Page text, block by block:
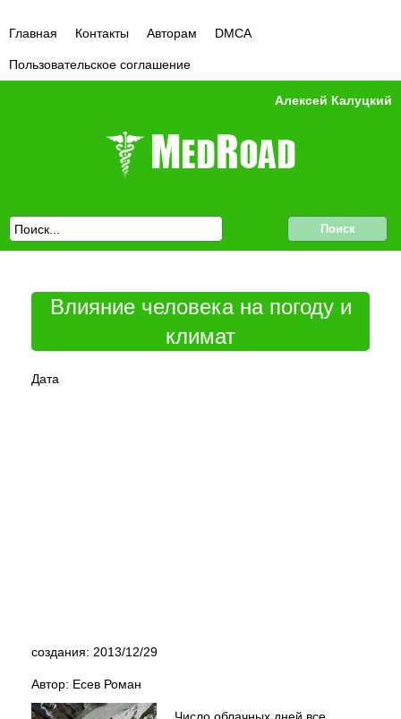
Главная Контакты Авторам DMCA
Пользовательское соглашение
Алексей Калуцкий
Влияние человека на погоду и
климат
Дата
создания: 2013/12/29
Автор: Есев Роман